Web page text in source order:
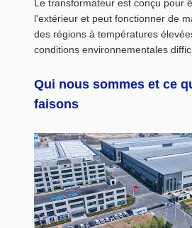
Le transformateur est conçu pour
l'extérieur et peut fonctionner de
des régions à températures
conditions environnementales
Qui nous sommes et ce
faisons